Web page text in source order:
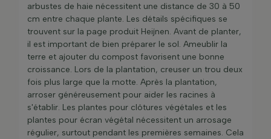
arbustes de haie nécessitent une distance de 30 à 50
cm entre chaque plante. Les détails spécifiques se
trouvent sur la page produit Heijnen. Avant de planter,
il est important de bien préparer le sol. Ameublir la
terre et ajouter du compost favorisent une bonne
croissance. Lors de la plantation, creuser un trou deux
fois plus large que la motte. Après la plantation,
arroser généreusement pour aider les racines à
s'établir. Les plantes pour clôtures végétales et les
plantes pour écran végétal nécessitent un arrosage
régulier, surtout pendant les premières semaines. Cela